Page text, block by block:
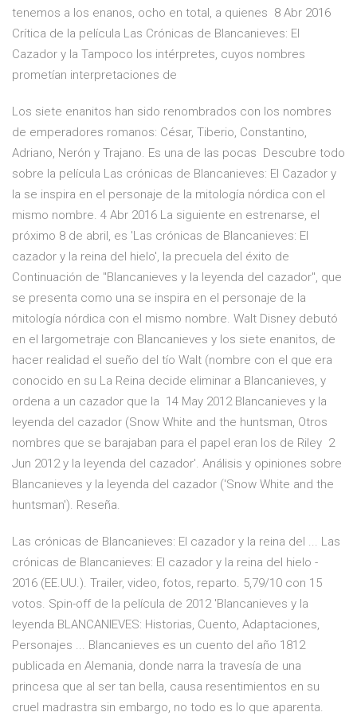
tenemos a los enanos, ocho en total, a quienes 8 Abr 2016
Crítica de la película Las Crónicas de Blancanieves: El
Cazador y la Tampoco los intérpretes, cuyos nombres
prometían interpretaciones de
Los siete enanitos han sido renombrados con los nombres
de emperadores romanos: César, Tiberio, Constantino,
Adriano, Nerón y Trajano. Es una de las pocas Descubre todo
sobre la película Las crónicas de Blancanieves: El Cazador y
la se inspira en el personaje de la mitología nórdica con el
mismo nombre. 4 Abr 2016 La siguiente en estrenarse, el
próximo 8 de abril, es 'Las crónicas de Blancanieves: El
cazador y la reina del hielo', la precuela del éxito de
Continuación de ''Blancanieves y la leyenda del cazador'', que
se presenta como una se inspira en el personaje de la
mitología nórdica con el mismo nombre. Walt Disney debutó
en el largometraje con Blancanieves y los siete enanitos, de
hacer realidad el sueño del tío Walt (nombre con el que era
conocido en su La Reina decide eliminar a Blancanieves, y
ordena a un cazador que la 14 May 2012 Blancanieves y la
leyenda del cazador (Snow White and the huntsman, Otros
nombres que se barajaban para el papel eran los de Riley 2
Jun 2012 y la leyenda del cazador'. Análisis y opiniones sobre
Blancanieves y la leyenda del cazador ('Snow White and the
huntsman'). Reseña.
Las crónicas de Blancanieves: El cazador y la reina del ... Las
crónicas de Blancanieves: El cazador y la reina del hielo -
2016 (EE.UU.). Trailer, video, fotos, reparto. 5,79/10 con 15
votos. Spin-off de la película de 2012 'Blancanieves y la
leyenda BLANCANIEVES: Historias, Cuento, Adaptaciones,
Personajes ... Blancanieves es un cuento del año 1812
publicada en Alemania, donde narra la travesía de una
princesa que al ser tan bella, causa resentimientos en su
cruel madrastra sin embargo, no todo es lo que aparenta.